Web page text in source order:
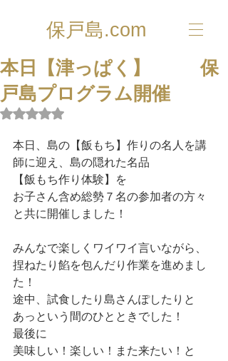
保戸島.com
本日【津っぱく】 保
戸島プログラム開催
5つ星のうちNaNと評価されています。
本日、島の【飯もち】作りの名人を講
師に迎え、島の隠れた名品
【飯もち作り体験】を
お子さん含め総勢７名の参加者の方々
と共に開催しました！
みんなで楽しくワイワイ言いながら、
捏ねたり餡を包んだり作業を進めまし
た！
途中、試食したり島さんぽしたりと
あっという間のひとときでした！
最後に
美味しい！楽しい！また来たい！と